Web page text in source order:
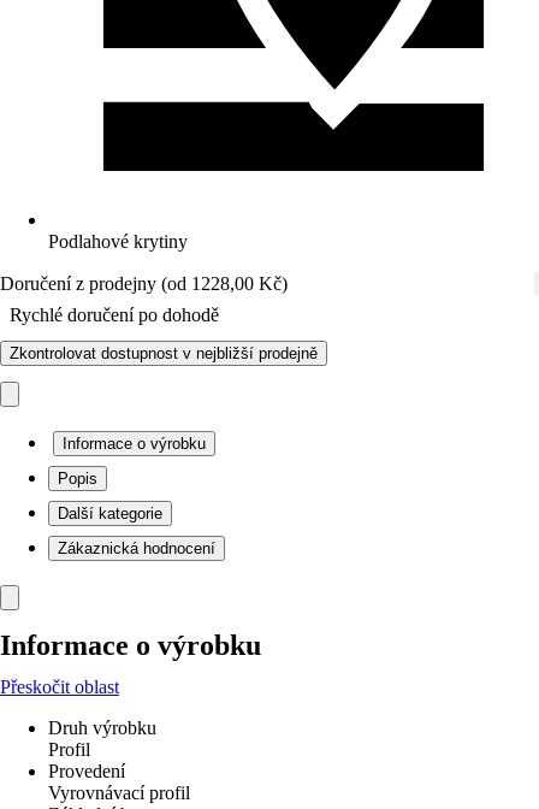
Podlahové krytiny
Doručení z prodejny (od 1228,00 Kč)
Rychlé doručení po dohodě
Zkontrolovat dostupnost v nejbližší prodejně
Informace o výrobku
Popis
Další kategorie
Zákaznická hodnocení
Informace o výrobku
Přeskočit oblast
Druh výrobku
Profil
Provedení
Vyrovnávací profil